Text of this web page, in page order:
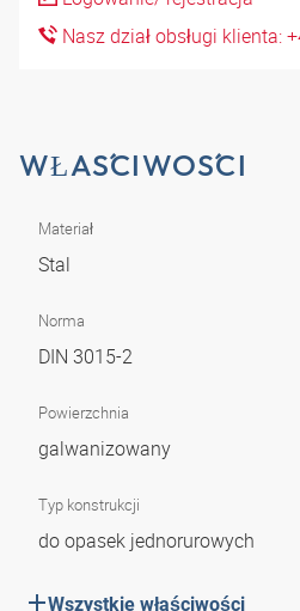
Nasz dział obsługi klienta:
WŁAŚCIWOŚCI
Materiał
Stal
Norma
DIN 3015-2
Powierzchnia
galwanizowany
Typ konstrukcji
do opasek jednorurowych
Wszystkie właściwości